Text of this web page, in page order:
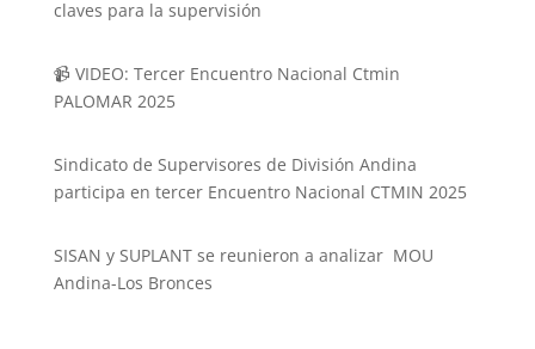
claves para la supervisión
📹 VIDEO: Tercer Encuentro Nacional Ctmin
PALOMAR 2025
Sindicato de Supervisores de División Andina
participa en tercer Encuentro Nacional CTMIN 2025
SISAN y SUPLANT se reunieron a analizar MOU
Andina-Los Bronces